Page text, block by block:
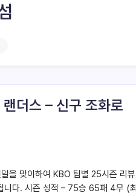
더스 – 신구 조화로
을 맞이하여 KBO 팀별 25시즌 리뷰
니다. 시즌 성적 – 75승 65패 4무 (최